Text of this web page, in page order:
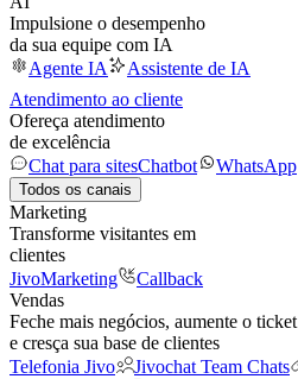
Impulsione o desempenho
da sua equipe com IA
Agente IA
Assistente de IA
Atendimento ao cliente
Ofereça atendimento
de excelência
Chat para sitesChatbot WhatsApp
Todos os canais
Marketing
Transforme visitantes em
clientes
JivoMarketing
Callback
Vendas
Feche mais negócios, aumente o ticket
e cresça sua base de clientes
Telefonia Jivo
Jivochat Team Chats